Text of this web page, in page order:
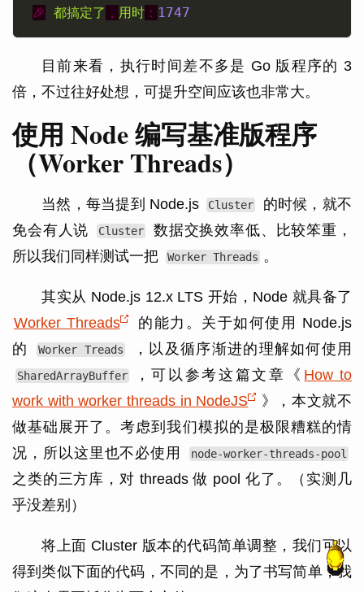
🎉
都搞定了 ， 用时 ： 1747
目前来看，执行时间差不多是 Go 版程序的 3
倍，不过往好处想，可提升空间应该也非常大。
使用 Node 编写基准版程序
（Worker Threads）
当然，每当提到 Node.js Cluster
的时候，就不
免会有人说
Cluster
数据交换效率低、比较笨重，
所以我们同样测试一把
Worker Threads 。
其实从 Node.js 12.x LTS 开始，Node 就具备了
Worker Threads
的能力。关于如何使用 Node.js
的
Worker Treads ，以及循序渐进的理解如何使用
SharedArrayBuffer ，可以参考这篇文章《 How to
work with worker threads in NodeJS
》，本文就不
做基础展开了。考虑到我们模拟的是极限糟糕的情
况，所以这里也不必使用
node-worker-threads-pool
之类的三方库，对 threads 做 pool 化了。（实测几
乎没差别）
将上面 Cluster 版本的代码简单调整，我们可以
得到类似下面的代码，不同的是，为了书写简单，我